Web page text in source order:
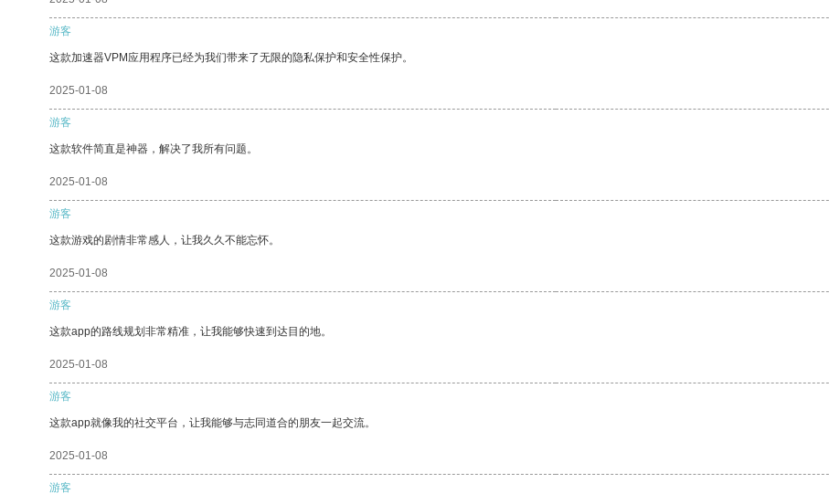
游客
这款加速器VPM应用程序已经为我们带来了无限的隐私保护和安全性保护。
2025-01-08
游客
这款软件简直是神器，解决了我所有问题。
2025-01-08
游客
这款游戏的剧情非常感人，让我久久不能忘怀。
2025-01-08
游客
这款app的路线规划非常精准，让我能够快速到达目的地。
2025-01-08
游客
这款app就像我的社交平台，让我能够与志同道合的朋友一起交流。
2025-01-08
游客